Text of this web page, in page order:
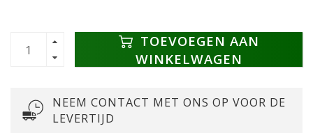
TOEVOEGEN AAN
WINKELWAGEN
NEEM CONTACT MET ONS OP VOOR DE
LEVERTIJD